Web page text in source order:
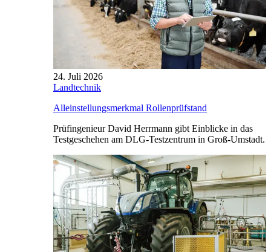
24. Juli 2026
Landtechnik
Alleinstellungsmerkmal Rollenprüfstand
Prüfingenieur David Herrmann gibt Einblicke in das
Testgeschehen am DLG-Testzentrum in Groß-Umstadt.